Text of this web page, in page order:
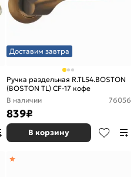
Доставим завтра
Ручка раздельная R.TL54.BOSTON
(BOSTON TL) CF-17 кофе
В наличии
76056
839₽
В корзину